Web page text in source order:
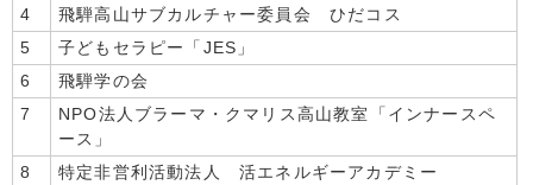
4
飛騨高山サブカルチャー委員会 ひだコス
5
子どもセラピー「JES」
6
飛騨学の会
7
NPO法人ブラーマ・クマリス高山教室「インナースペ
ース」
8
特定非営利活動法人 活エネルギーアカデミー